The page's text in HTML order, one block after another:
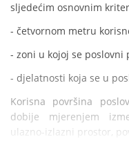
sljedećim osnovnim
- četvornom metru
- zoni u kojoj se poslovni
- djelatnosti koja se u
Korisna površina
dobije mjerenjem
ulazno-izlazni prostor,